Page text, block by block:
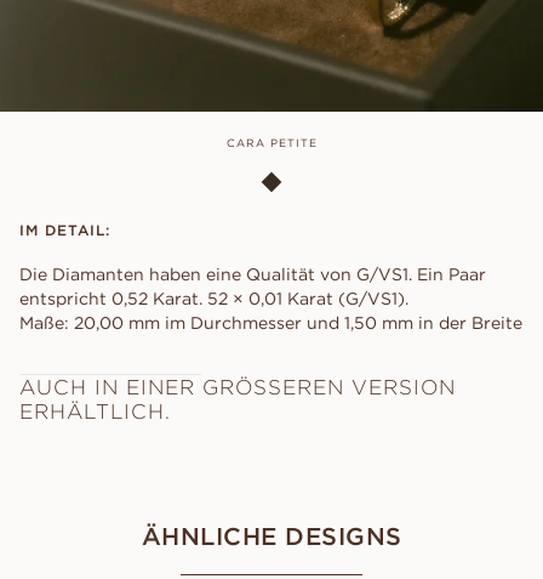
CARA PETITE
IM DETAIL:
Die Diamanten haben eine Qualität von G/VS1. Ein Paar
entspricht 0,52 Karat. 52 × 0,01 Karat (G/VS1).
Maße: 20,00 mm im Durchmesser und 1,50 mm in der Breite
AUCH IN EINER GRÖSSEREN VERSION E
RHÄLTLICH.
ÄHNLICHE DESIGNS